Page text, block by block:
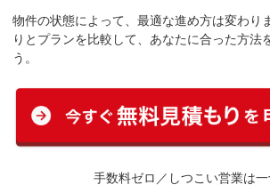
物件の状態によって、最適な進め方は変わり
りとプランを比較して、あなたに合った方法
う。
手数料ゼロ／しつこい営業は一